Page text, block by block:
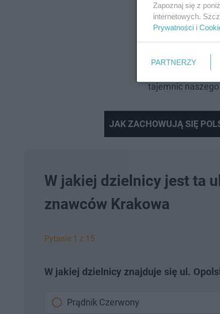
małopolskiego
podkreśla
stanie się
naukowych,
tajemnic
JAK ZACHOWUJĄ SIĘ
W jakiej dzielnicy jest ta
znawców Krakowa
Pytanie 1 z 15
W jakiej dzielnicy znajduje się ul.
Prądnik Czerwony
Zapoznaj się z
internetowych.
Prywatności i
PARTNERZY